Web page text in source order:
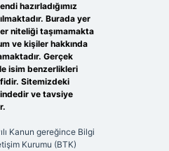
hazırladığımız
Burada yer
niteliği taşımamakta
ve kişiler hakkında
Gerçek
isim benzerlikleri
Sitemizdeki
ve tavsiye
Kanun gereğince Bilgi
Kurumu (BTK)